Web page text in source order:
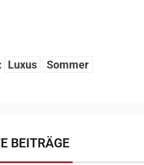
Luxus Sommer
BEITRÄGE